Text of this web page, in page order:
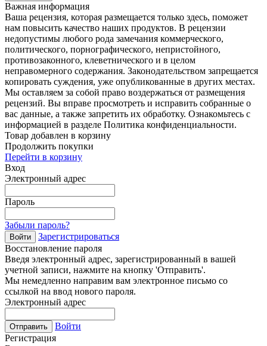
Важная информация
Ваша рецензия, которая размещается только здесь, поможет
нам повысить качество наших продуктов. В рецензии
недопустимы любого рода замечания коммерческого,
политического, порнографического, непристойного,
противозаконного, клеветнического и в целом
неправомерного содержания. Законодательством запрещается
копировать суждения, уже опубликованные в других местах.
Мы оставляем за собой право воздержаться от размещения
рецензий. Вы вправе просмотреть и исправить собранные о
вас данные, а также запретить их обработку. Ознакомьтесь с
информацией в разделе Политика конфиденциальности.
Товар добавлен в корзину
Продолжить покупки
Перейти в корзину
Вход
Электронный адрес
Пароль
Забыли пароль?
Войти
Зарегистрироваться
Восстановление пароля
Введя электронный адрес, зарегистрированный в вашей
учетной записи, нажмите на кнопку 'Отправить'.
Мы немедленно направим вам электронное письмо со
ссылкой на ввод нового пароля.
Электронный адрес
Отправить
Войти
Регистрация